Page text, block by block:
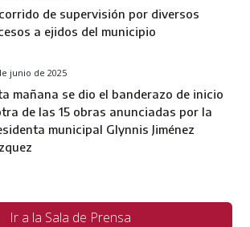
de supervisión por diversos
a ejidos del municipio
junio de 2025
mañana se dio el banderazo de inicio
de las 15 obras anunciadas por la
municipal Glynnis Jiménez
Ir a la Sala de Prensa